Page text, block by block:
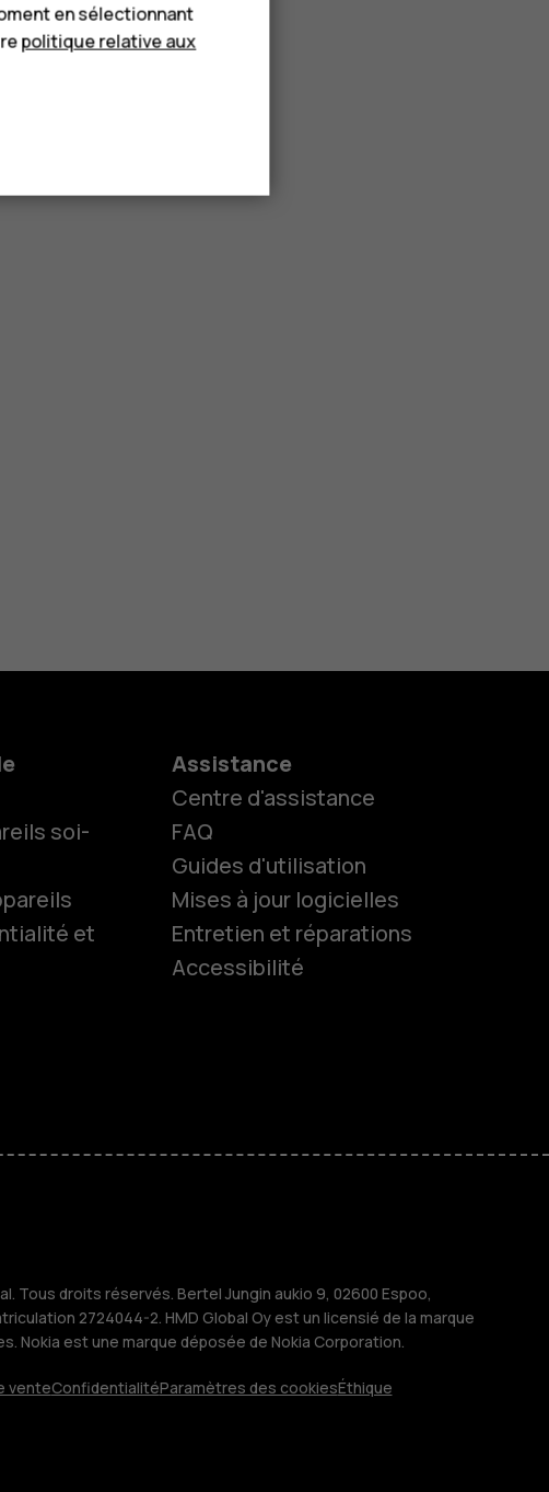
soi-
et
Assistance
Centre d'assistance
FAQ
Guides d'utilisation
Mises à jour logicielles
Entretien et réparations
Accessibilité
Tous droits réservés. Bertel Jungin aukio 9, 02600 Espoo,
2724044-2. HMD Global Oy est un licensié de la marque
Nokia est une marque déposée de Nokia Corporation.
venteConfidentialitéParamètres des cookiesÉthique
en sélectionnant
politique relative aux